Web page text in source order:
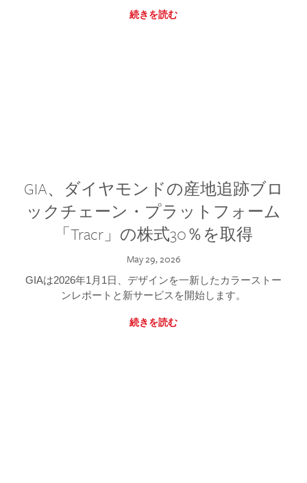
続きを読む
GIA、ダイヤモンドの産地追跡ブロ
ックチェーン・プラットフォーム
「Tracr」の株式30％を取得
May 29, 2026
GIAは2026年1月1日、デザインを一新したカラーストー
ンレポートと新サービスを開始します。
続きを読む